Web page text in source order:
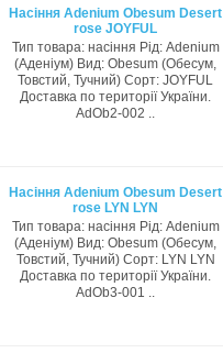
Насіння Adenium Obesum Desert
rose JOYFUL
Тип товара: насіння Рід: Adenium
(Аденіум) Вид: Obesum (Обесум,
Товстий, Тучний) Сорт: JOYFUL
Доставка по території України.
AdOb2-002 ..
Насіння Adenium Obesum Desert
rose LYN LYN
Тип товара: насіння Рід: Adenium
(Аденіум) Вид: Obesum (Обесум,
Товстий, Тучний) Сорт: LYN LYN
Доставка по території України.
AdOb3-001 ..